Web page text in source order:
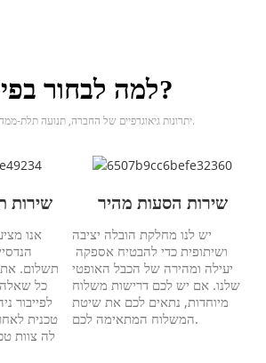
למה לבחור בפייבור?
יתרונות גיאוגרפיים של החברה, תנועה תלת-ממדית רב-תכליתית.
שירות
אנו
תשלום.
כל שאלה
לפייבור
טכנית
לה צוות
שירות הסעות מהיר
יש לנו מחלקת הובלה יציבה
ושיתופית כדי להבטיח אספקה ​​
יעילה ומהירה של הכבל האופטי
שלנו. אם יש לכם דרישות משלוח
מיוחדות, נתאים לכם את שיטת
המשלוח המתאימה לכם.